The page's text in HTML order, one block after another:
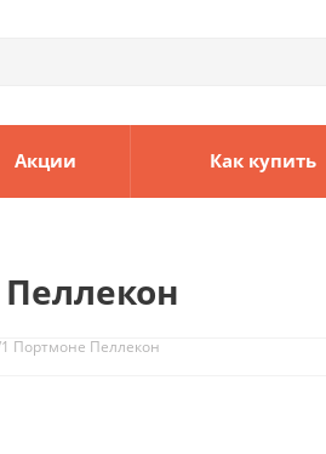
Акции Как купить
Портмоне Пеллекон